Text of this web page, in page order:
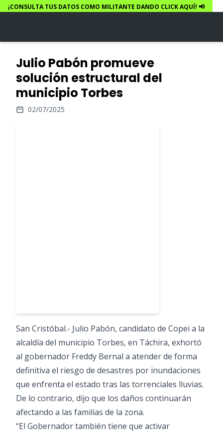
¡CONSULTA TUS DATOS COMO MILITANTE DANDO CLICK AQUÍ! 📢
Julio Pabón promueve
solución estructural del
municipio Torbes
02/07/2025
San Cristóbal.- Julio Pabón, candidato de Copei a la
alcaldía del municipio Torbes, en Táchira, exhortó
al gobernador Freddy Bernal a atender de forma
definitiva el riesgo de desastres por inundaciones
que enfrenta el estado tras las torrenciales lluvias.
De lo contrario, dijo que los daños continuarán
afectando a las familias de la zona.
“El Gobernador también tiene que activar